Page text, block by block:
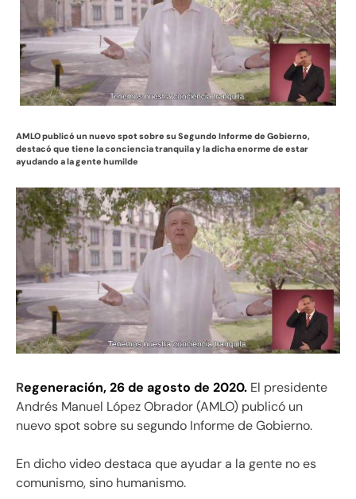
AMLO publicó un nuevo spot sobre su Segundo Informe de Gobierno,
destacó que tiene la conciencia tranquila y la dicha enorme de estar
ayudando a la gente humilde
Regeneración, 26 de agosto de 2020. El presidente
Andrés Manuel López Obrador (AMLO) publicó un
nuevo spot sobre su segundo Informe de Gobierno.
En dicho video destaca que ayudar a la gente no es
comunismo, sino humanismo.